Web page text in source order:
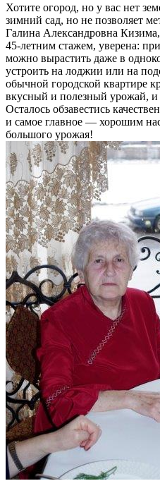
Хотите огород, но у вас нет
зимний сад, но не позволяет
Галина Александровна
45-летним стажем, уверена:
можно вырастить даже в
устроить на лоджии или на
обычной городской квартире
вкусный и полезный урожай, и
Осталось обзавестись
и самое главное — хорошим
большого урожая!